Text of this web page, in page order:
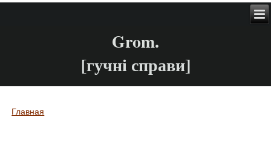
Grom.
[гучні справи]
Вы здесь
Главная